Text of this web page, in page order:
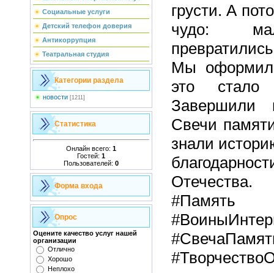
Социальные услуги
Детский телефон доверия
Антикоррупция
Театральная студия
Категории раздела
новости [1211]
Статистика
Онлайн всего: 1
Гостей: 1
Пользователей: 0
Форма входа
Опрос
Оцените качество услуг нашей
организации
Отлично
Хорошо
Неплохо
грусти. А
чудо:
Мы
это стало
Завершили
Свечи
знали